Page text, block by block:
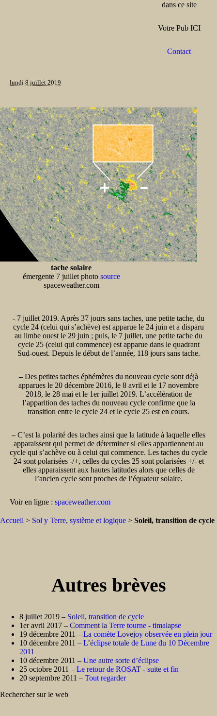
dans ce site
Votre Pub ICI
Contact
lundi 8 juillet 2019
tache solaire
émergente 7 juillet photo source
spaceweather.com
- 7 juillet 2019. Après 37 jours sans taches, une petite tache, du
cycle 24 (celui qui s’achève) est apparue le 24 juin et a disparu
au limbe ouest le 29 juin ; puis, le 7 juillet, une petite tache du
cycle 25 (celui qui commence) est apparue dans le quadrant
Sud-ouest. Depuis le début de l’année, 118 jours sans tache.
– Des petites taches éphémères du nouveau cycle sont déjà
apparues le 20 décembre 2016, le 8 avril et le 17 novembre
2018, le 28 mai et le 1er juillet 2019. L’accélération de
l’apparition des taches du nouveau cycle confirme que la
transition entre le cycle 24 et le cycle 25 est en cours.
– C’est la polarité des taches ainsi que la latitude à laquelle elles
apparaissent qui permet de déterminer si elles appartiennent au
cycle qui s’achève ou à celui qui commence. Les taches du cycle
24 sont polarisées -/+, celles du cycles 25 sont polarisées +/- et
elles apparaissent aux hautes latitudes alors que celles de
l’ancien cycle sont proches de l’équateur solaire.
Voir en ligne : spaceweather.com
Accueil > Sol y Terre, système et logique > Soleil, transition de cycle
Autres brèves
8 juillet 2019 – Soleil, transition de cycle
1er avril 2017 – Comment la Terre tourne - timalapse
19 décembre 2011 – La comète Lovejoy observée en plein jour
10 décembre 2011 – L’éclipse totale de Lune du 10 Décembre
2011
10 décembre 2011 – Une autre sorte d’éclipse
25 octobre 2011 – Le retour de ROSAT - suite et fin
20 septembre 2011 – Tout regarder
Rechercher sur le web